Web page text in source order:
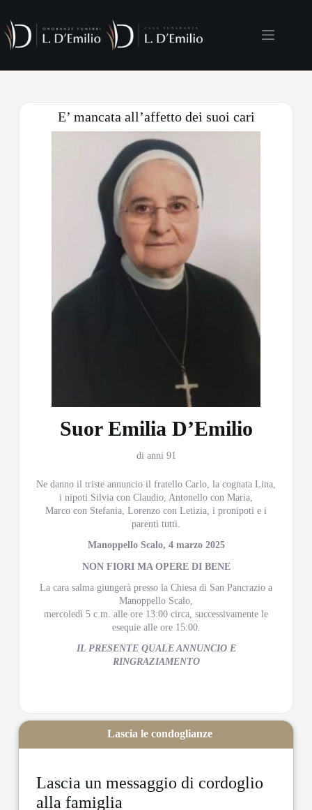
E’ mancata all’affetto dei suoi cari
Suor Emilia D’Emilio
di anni 91
Ne danno il triste annuncio il fratello Carlo, la cognata Lina,
i nipoti Silvia con Claudio, Antonello con Maria,
Marco con Stefania, Lorenzo con Letizia, i pronipoti e i
parenti tutti.
Manoppello Scalo, 4 marzo 2025
NON FIORI MA OPERE DI BENE
La cara salma giungerà presso la Chiesa di San Pancrazio a
Manoppello Scalo,
mercoledì 5 c.m. alle ore 13:00 circa, successivamente le
esequie alle ore 15:00.
IL PRESENTE QUALE ANNUNCIO E
RINGRAZIAMENTO
Lascia un messaggio di cordoglio
alla famiglia
Lascia le condoglianze